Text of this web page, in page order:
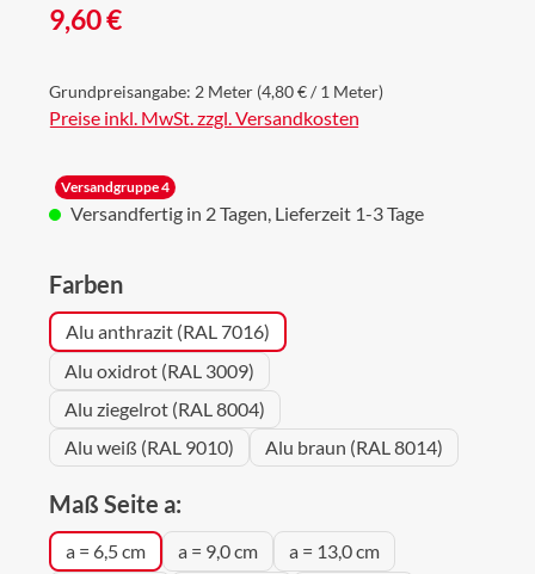
Regulärer Preis:
9,60 €
Grundpreisangabe: 2 Meter (4,80 € / 1 Meter)
Preise inkl. MwSt. zzgl. Versandkosten
Versandgruppe 4
Versandfertig in 2 Tagen, Lieferzeit 1-3 Tage
Farbenauswählen
Alu anthrazit (RAL 7016)
Alu oxidrot (RAL 3009)
Alu ziegelrot (RAL 8004)
Alu weiß (RAL 9010)
Alu braun (RAL 8014)
Maß Seite a:
a = 6,5 cm a = 9,0 cm
a = 13,0 cm